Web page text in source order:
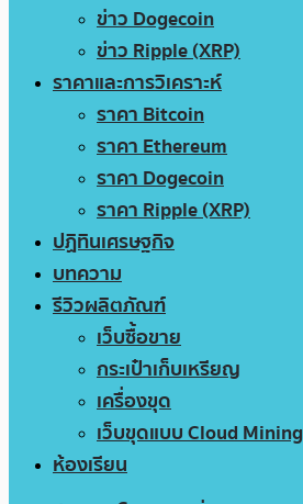
ข่าว Dogecoin
ข่าว Ripple (XRP)
ราคาและการวิเคราะห์
ราคา Bitcoin
ราคา Ethereum
ราคา Dogecoin
ราคา Ripple (XRP)
ปฏิทินเศรษฐกิจ
บทความ
รีวิวผลิตภัณฑ์
เว็บซื้อขาย
กระเป๋าเก็บเหรียญ
เครื่องขุด
เว็บขุดแบบ Cloud Mining
ห้องเรียน